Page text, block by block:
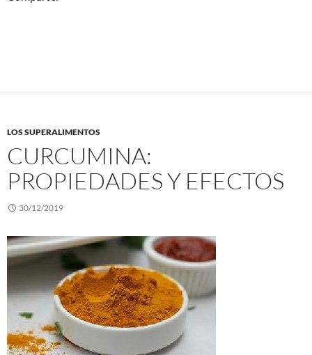
LOS SUPERALIMENTOS
CURCUMINA:
PROPIEDADES Y EFECTOS
30/12/2019